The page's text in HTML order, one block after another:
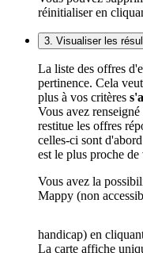
réinitialiser en
3. Visualiser les
La liste des offres
pertinence. Cela
plus à vos critères
Vous avez
restitue les offres
celles-ci sont
est le plus proche de
Vous avez la
Mappy (non
handicap) en
La carte affiche